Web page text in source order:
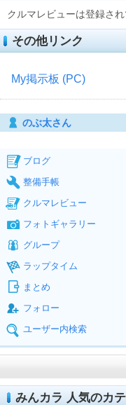
クルマレビューは登録され
その他リンク
My掲示板 (PC)
のぶ太さん
ブログ
整備手帳
クルマレビュー
フォトギャラリー
グループ
ラップタイム
まとめ
フォロー
ユーザー内検索
みんカラ 人気のカ